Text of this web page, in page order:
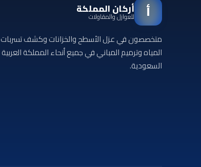
أ أركان المملكة
للعوازل والمقاولات
متخصصون في عزل الأسطح والخزانات وكشف تسربات
المياه وترميم المباني في جميع أنحاء المملكة العربية
السعودية.